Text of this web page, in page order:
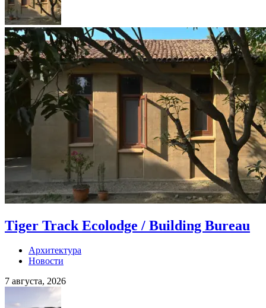
Tiger Track Ecolodge / Building Bureau
Архитектура
Новости
7 августа, 2026